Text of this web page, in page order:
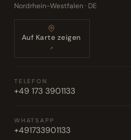
Nordrhein-Westfalen · DE
Auf Karte zeigen
↗
TELEFON
+49 173 3901133
WHATSAPP
+491733901133